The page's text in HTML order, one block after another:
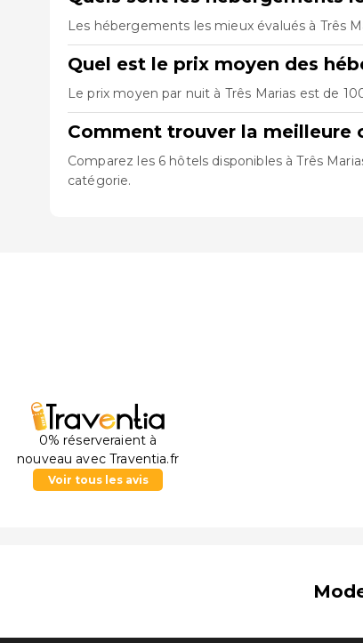
Les hébergements les mieux évalués à Três
Quel est le prix moyen des
Le prix moyen par nuit à Três Marias est de
Comment trouver la meilleure
Comparez les 6 hôtels disponibles à Três
catégorie.
0% réserveraient à
nouveau avec Traventia.fr
Voir tous les avis